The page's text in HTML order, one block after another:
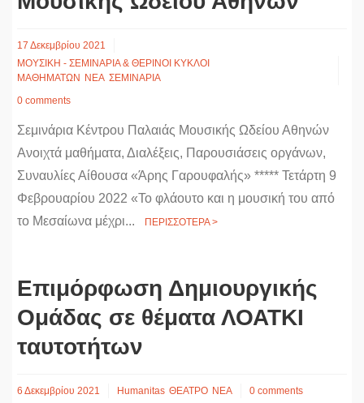
17 Δεκεμβρίου 2021
ΜΟΥΣΙΚΗ - ΣΕΜΙΝΑΡΙΑ & ΘΕΡΙΝΟΙ ΚΥΚΛΟΙ
ΜΑΘΗΜΑΤΩΝ
ΝΕΑ ΣΕΜΙΝΑΡΙΑ
0 comments
Σεμινάρια Κέντρου Παλαιάς Μουσικής Ωδείου Αθηνών
Ανοιχτά μαθήματα, Διαλέξεις, Παρουσιάσεις οργάνων,
Συναυλίες Αίθουσα «Άρης Γαρουφαλής» ***** Τετάρτη 9
Φεβρουαρίου 2022 «Το φλάουτο και η μουσική του από
το Μεσαίωνα μέχρι...
ΠΕΡΙΣΣΟΤΕΡΑ >
Επιμόρφωση Δημιουργικής
Ομάδας σε θέματα ΛΟΑΤΚΙ
ταυτοτήτων
6 Δεκεμβρίου 2021 Humanitas ΘΕΑΤΡΟ ΝΕΑ 0 comments